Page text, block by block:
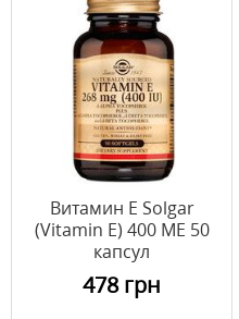
Витамин E Solgar
(Vitamin E) 400 ME 50
капсул
478 грн